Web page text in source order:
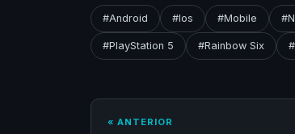
#Android #Ios #Mobile
#PlayStation 5 #Rainbow Six
« ANTERIOR